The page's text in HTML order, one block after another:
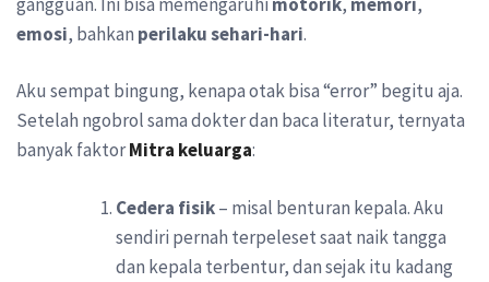
emosi, bahkan perilaku sehari-hari.
Aku sempat bingung, kenapa otak bisa “error” begitu aja.
Setelah ngobrol sama dokter dan baca literatur, ternyata
banyak faktorMitra keluarga:
Cedera fisik– misal benturan kepala. Aku
sendiri pernah terpeleset saat naik tangga
dan kepala terbentur, dan sejak itu kadang